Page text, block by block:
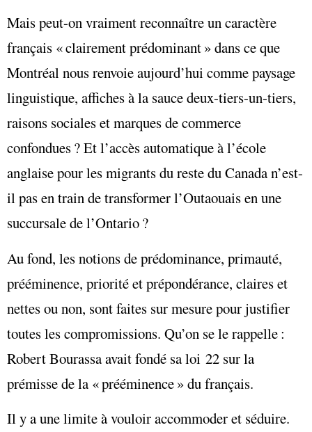
Mais peut-on vraiment reconnaître un caractère
français « clairement prédominant » dans ce que
Montréal nous renvoie aujourd’hui comme paysage
linguistique, affiches à la sauce deux-tiers-un-tiers,
raisons sociales et marques de commerce
confondues ? Et l’accès automatique à l’école
anglaise pour les migrants du reste du Canada n’est-
il pas en train de transformer l’Outaouais en une
succursale de l’Ontario ?
Au fond, les notions de prédominance, primauté,
prééminence, priorité et prépondérance, claires et
nettes ou non, sont faites sur mesure pour justifier
toutes les compromissions. Qu’on se le rappelle :
Robert Bourassa avait fondé sa loi 22 sur la
prémisse de la « prééminence » du français.
Il y a une limite à vouloir accommoder et séduire.